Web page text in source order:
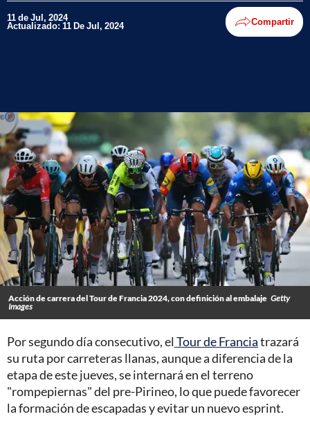
11 de Jul, 2024
Actualizado: 11 De Jul, 2024 Compartir
Acción de carrera del Tour de Francia 2024, con definición al embalaje Getty
Images
Por segundo día consecutivo, el Tour de Franciatrazará
su ruta por carreteras llanas, aunque a diferencia de la
etapa de este jueves, se internará en el terreno
"rompepiernas" del pre-Pirineo, lo que puede favorecer
la formación de escapadas y evitar un nuevo esprint.